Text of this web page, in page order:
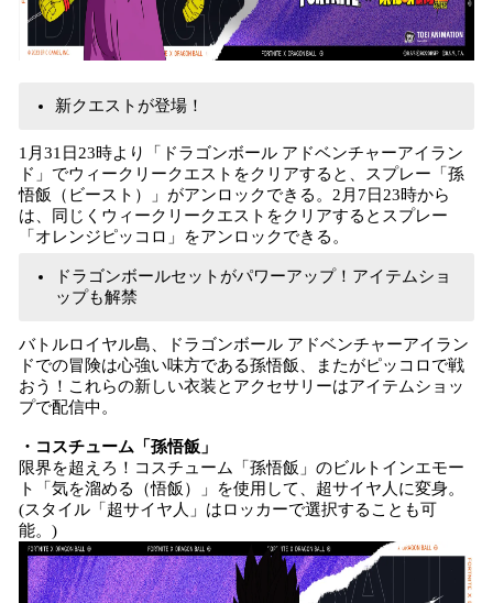
新クエストが登場！
1月31日23時より「ドラゴンボール アドベンチャーアイラン
ド」でウィークリークエストをクリアすると、スプレー「孫
悟飯（ビースト）」がアンロックできる。2月7日23時から
は、同じくウィークリークエストをクリアするとスプレー
「オレンジピッコロ」をアンロックできる。
ドラゴンボールセットがパワーアップ！アイテムショ
ップも解禁
バトルロイヤル島、ドラゴンボール アドベンチャーアイラン
ドでの冒険は心強い味方である孫悟飯、またがピッコロで戦
おう！これらの新しい衣装とアクセサリーはアイテムショッ
プで配信中。
・コスチューム「孫悟飯」
限界を超えろ！コスチューム「孫悟飯」のビルトインエモー
ト「気を溜める（悟飯）」を使用して、超サイヤ人に変身。
(スタイル「超サイヤ人」はロッカーで選択することも可
能。)